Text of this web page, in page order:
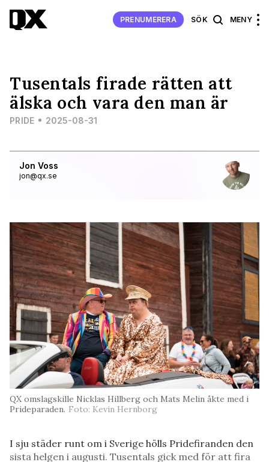
PRENUMERERA SÖK MENY
Jon Voss
jon@qx.se
Tusentals firade rätten att
älska och vara den man är
PRIDE 2025-08-31
QX omslagskille Nicklas Hillberg och Mats Melin åkte med i
Prideparaden. Foto: Kevin Hernborg
I sju städer runt om i Sverige hölls Pridefiranden den
sista helgen i augusti. Tusentals gick med för att fira